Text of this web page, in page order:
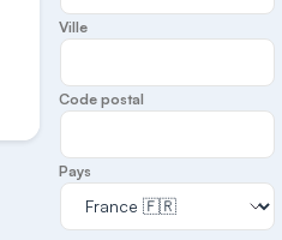
Ville
Code postal
Pays